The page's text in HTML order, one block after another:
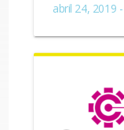
abril 24, 2019